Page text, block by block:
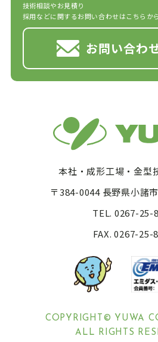
技術相談やお見積り
採用などに関するお問い合わせはこちらから
お問い合わ
本社・成形工場・金型
〒384-0044 長野県小諸
TEL. 0267-25-
FAX. 0267-25-
COPYRIGHT© YUWA
ALL RIGHTS